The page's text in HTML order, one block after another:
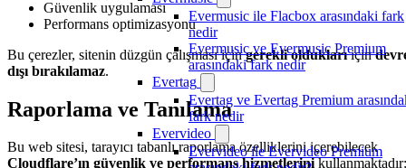
Evermusic ile Flacbox arasındaki fark
nedir
Evermusic ve Evermusic Premium
arasındaki fark nedir
Evertag
Evertag ve Evertag Premium
fark nedir
Evervideo
Evervideo ile Evervideo Premium
Güvenlik uygulaması
Performans optimizasyonu
Bu çerezler, sitenin düzgün çalışması içingerekli olduklarıiçin
dışı bırakılamaz.
Raporlama ve Tanılama
Bu web sitesi, tarayıcı tabanlı raporlama özelliklerini içerebilecek
Cloudflare’ın güvenlik ve performans hizmetlerinikullanmaktadır: